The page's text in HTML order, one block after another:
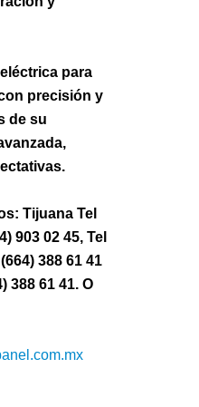
para
precisión y
de su
Tijuana Tel
903 02 45, Tel
388 61 41
388 61 41. O